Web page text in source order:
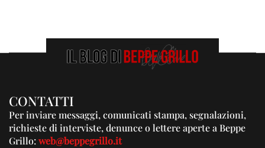
CONTATTI
Per inviare messaggi, comunicati stampa, segnalazioni,
richieste di interviste, denunce o lettere aperte a Beppe
Grillo:web@beppegrillo.it